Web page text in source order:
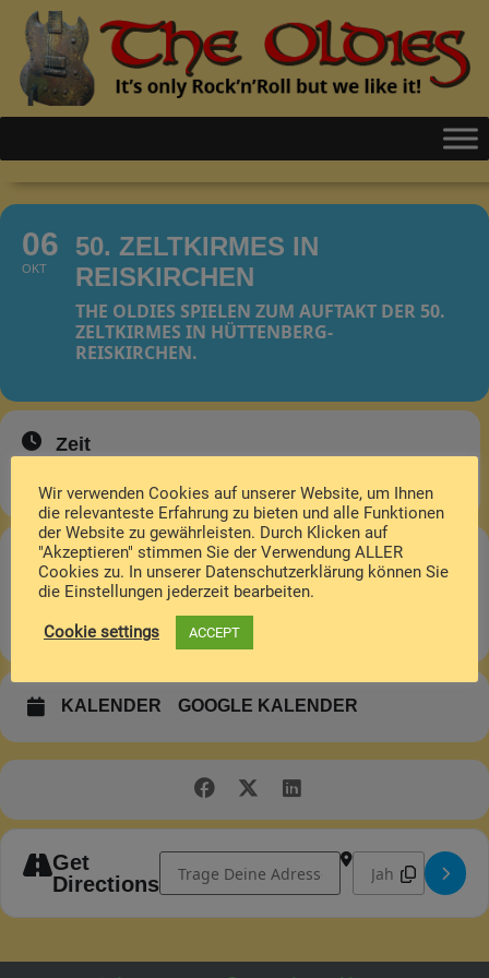
06
OKT
50. ZELTKIRMES IN
REISKIRCHEN
THE OLDIES SPIELEN ZUM AUFTAKT DER 50.
ZELTKIRMES IN HÜTTENBERG-
REISKIRCHEN.
Zeit
ORT
Kirmesplatz Hüttenberg-Reiskirchen
Jahnallee, 35625 Hüttenberg
KALENDER GOOGLE KALENDER
Get
Directions
Address - 50. Zeltkirmes in Reiskirchen []
Destination
Wir verwenden Cookies auf unserer Website, um Ihnen
die relevanteste Erfahrung zu bieten und alle Funktionen
der Website zu gewährleisten. Durch Klicken auf
"Akzeptieren" stimmen Sie der Verwendung ALLER
Cookies zu. In unserer Datenschutzerklärung können Sie
die Einstellungen jederzeit bearbeiten.
Cookie settings ACCEPT